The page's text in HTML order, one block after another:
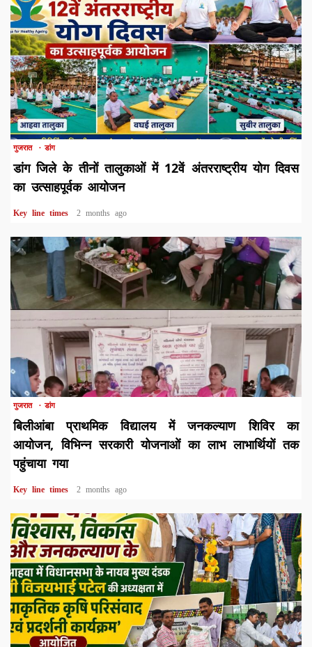
1 min read
गुजरात डांग
डांग जिले के तीनों तालुकाओं में 12वें अंतरराष्ट्रीय योग दिवस
का उत्साहपूर्वक आयोजन
Key line times 2 months ago
1 min read
गुजरात डांग
बिलीआंबा प्राथमिक विद्यालय में जनकल्याण शिविर का
आयोजन, विभिन्न सरकारी योजनाओं का लाभ लाभार्थियों तक
पहुंचाया गया
Key line times 2 months ago